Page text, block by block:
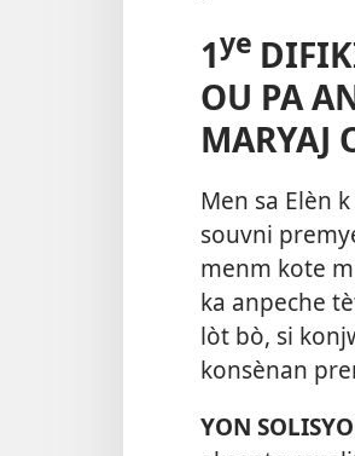
1ye
OU PA
MARYAJ
Men sa Elèn
souvni
menm kote
ka anpeche
lòt bò, si
konsènan
YON